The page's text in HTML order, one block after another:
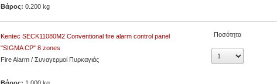
Βάρος:0.200 kg
Kentec SECK11080M2 Conventional fire alarm control panel
"SIGMA CP" 8 zones
Fire Alarm / Συναγερμοί Πυρκαγιάς
Ποσότητα